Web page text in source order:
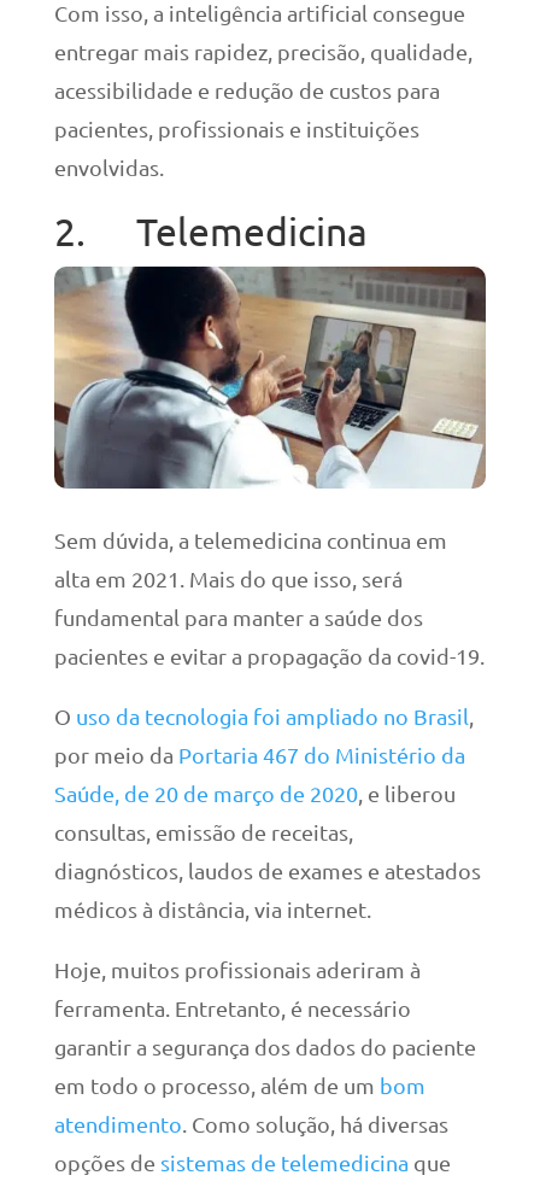
Com isso, a inteligência artificial consegue
entregar mais rapidez, precisão, qualidade,
acessibilidade e redução de custos para
pacientes, profissionais e instituições
envolvidas.
2. Telemedicina
Sem dúvida, a telemedicina continua em
alta em 2021. Mais do que isso, será
fundamental para manter a saúde dos
pacientes e evitar a propagação da covid-19.
O uso da tecnologia foi ampliado no Brasil,
por meio da Portaria 467 do Ministério da
Saúde, de 20 de março de 2020, e liberou
consultas, emissão de receitas,
diagnósticos, laudos de exames e atestados
médicos à distância, via internet.
Hoje, muitos profissionais aderiram à
ferramenta. Entretanto, é necessário
garantir a segurança dos dados do paciente
em todo o processo, além de um bom
atendimento. Como solução, há diversas
opções de sistemas de telemedicina que